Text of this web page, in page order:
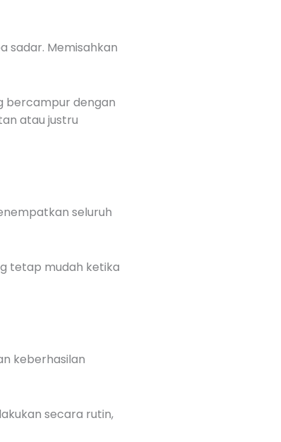
sadar. Memisahkan
bercampur dengan
atau justru
seluruh
tetap mudah ketika
keberhasilan
secara rutin,